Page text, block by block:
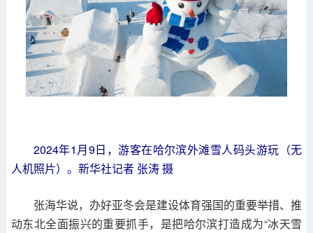
2024年1月9日，游客在哈尔滨外滩雪人码头游玩（无
人机照片）。新华社记者 张涛 摄
张海华说，办好亚冬会是建设体育强国的重要举措、推
动东北全面振兴的重要抓手，是把哈尔滨打造成为“冰天雪